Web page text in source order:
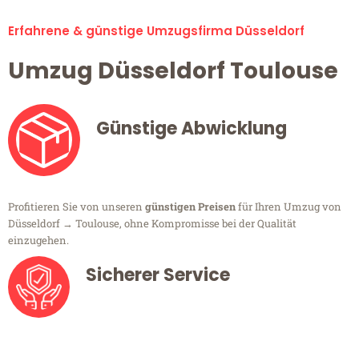
Erfahrene & günstige Umzugsfirma Düsseldorf
Umzug Düsseldorf Toulouse
Günstige Abwicklung
Profitieren Sie von unseren günstigen Preisenfür Ihren Umzug von
Düsseldorf → Toulouse, ohne Kompromisse bei der Qualität
einzugehen.
Sicherer Service